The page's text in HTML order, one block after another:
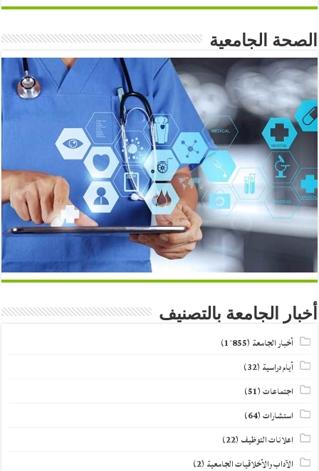
الصحة الجامعية
أخبار الجامعة بالتصنيف
أخبار الجامعة (1٬855)
أيام دراسية (32)
اجتماعات(51)
استشارات(64)
اعلانات التوظيف (22)
الآداب والأخلاقيات الجامعية (2)